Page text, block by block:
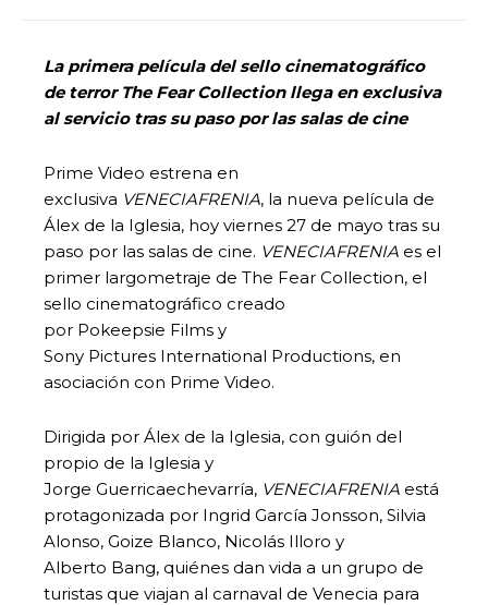
La primera película del sello cinematográfico
de terror The Fear Collection llega en exclusiva
al servicio tras su paso por las salas de cine
Prime Video estrena en
exclusiva VENECIAFRENIA, la nueva película de
Álex de la Iglesia, hoy viernes 27 de mayo tras su
paso por las salas de cine. VENECIAFRENIA es el
primer largometraje de The Fear Collection, el
sello cinematográfico creado
por Pokeepsie Films y
Sony Pictures International Productions, en
asociación con Prime Video.
Dirigida por Álex de la Iglesia, con guión del
propio de la Iglesia y
Jorge Guerricaechevarría, VENECIAFRENIA está
protagonizada por Ingrid García Jonsson, Silvia
Alonso, Goize Blanco, Nicolás Illoro y
Alberto Bang, quiénes dan vida a un grupo de
turistas que viajan al carnaval de Venecia para